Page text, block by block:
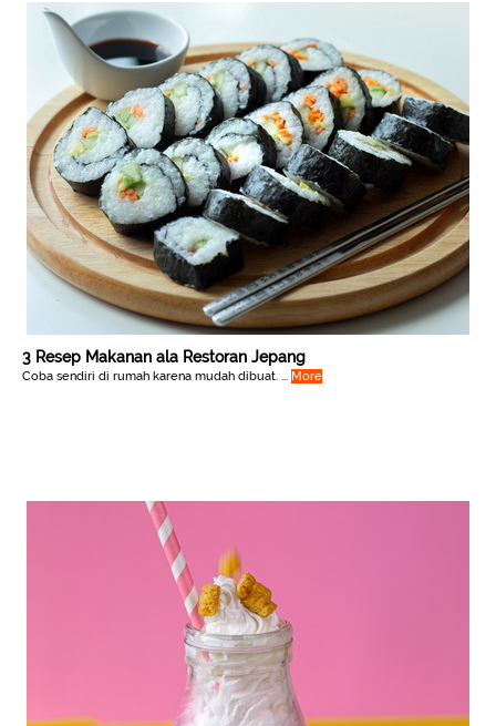
3 Resep Makanan ala Restoran Jepang
Coba sendiri di rumah karena mudah dibuat. ... More